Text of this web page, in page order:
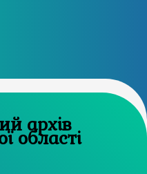
архів
області